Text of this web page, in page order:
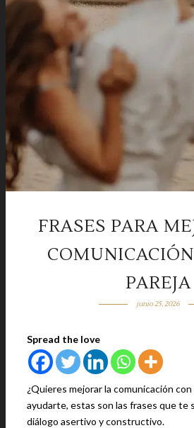
FRASES PARA
PAREJA
junio 25, 2026
Spread the love
¿Quieres mejorar la comunicación
ayudarte, estas son las frases que te
diálogo asertivo y constructivo.